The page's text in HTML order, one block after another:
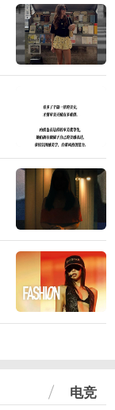
电竞